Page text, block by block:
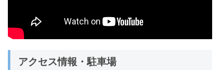
アクセス情報・駐車場